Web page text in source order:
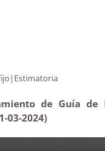
fijo|Estimatoria
de Guía de
03-2024)